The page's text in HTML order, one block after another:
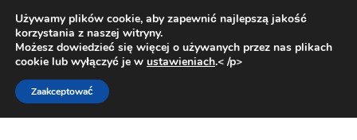
DOSTAWA od 31 zł
Pn.-pt. 9:00-16:00800 003 167
Przejdź
do
nawigacji
Przejdź
do
treści
Używamy plików cookie, aby zapewnić najlepszą jakość
korzystania z naszej witryny.
Możesz dowiedzieć się więcej o używanych przez nas plikach
cookie lub wyłączyć je w ustawieniach.< /p>
Zaakceptować